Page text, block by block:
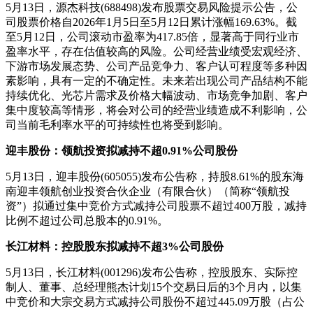
5月13日，源杰科技(688498)发布股票交易风险提示公告，公
司股票价格自2026年1月5日至5月12日累计涨幅169.63%。截
至5月12日，公司滚动市盈率为417.85倍，显著高于同行业市
盈率水平，存在估值较高的风险。公司经营业绩受宏观经济、
下游市场发展态势、公司产品竞争力、客户认可程度等多种因
素影响，具有一定的不确定性。未来若出现公司产品结构不能
持续优化、光芯片需求及价格大幅波动、市场竞争加剧、客户
集中度较高等情形，将会对公司的经营业绩造成不利影响，公
司当前毛利率水平的可持续性也将受到影响。
迎丰股份：领航投资拟减持不超0.91%公司股份
5月13日，迎丰股份(605055)发布公告称，持股8.61%的股东海
南迎丰领航创业投资合伙企业（有限合伙）（简称“领航投
资”）拟通过集中竞价方式减持公司股票不超过400万股，减持
比例不超过公司总股本的0.91%。
长江材料：控股股东拟减持不超3%公司股份
5月13日，长江材料(001296)发布公告称，控股股东、实际控
制人、董事、总经理熊杰计划15个交易日后的3个月内，以集
中竞价和大宗交易方式减持公司股份不超过445.09万股（占公